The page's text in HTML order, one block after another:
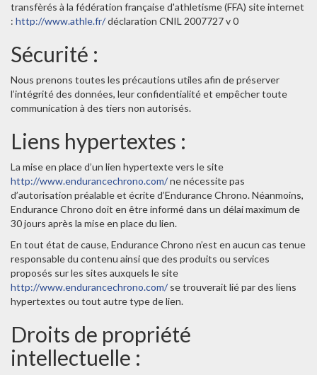
transfèrés à la fédération française d'athletisme (FFA) site internet
: http://www.athle.fr/déclaration CNIL 2007727 v 0
Sécurité :
Nous prenons toutes les précautions utiles afin de préserver
l’intégrité des données, leur confidentialité et empêcher toute
communication à des tiers non autorisés.
Liens hypertextes :
La mise en place d’un lien hypertexte vers le site
http://www.endurancechrono.com/ne nécessite pas
d’autorisation préalable et écrite d’Endurance Chrono. Néanmoins,
Endurance Chrono doit en être informé dans un délai maximum de
30 jours après la mise en place du lien.
En tout état de cause, Endurance Chrono n’est en aucun cas tenue
responsable du contenu ainsi que des produits ou services
proposés sur les sites auxquels le site
http://www.endurancechrono.com/ se trouverait lié par des liens
hypertextes ou tout autre type de lien.
Droits de propriété
intellectuelle :